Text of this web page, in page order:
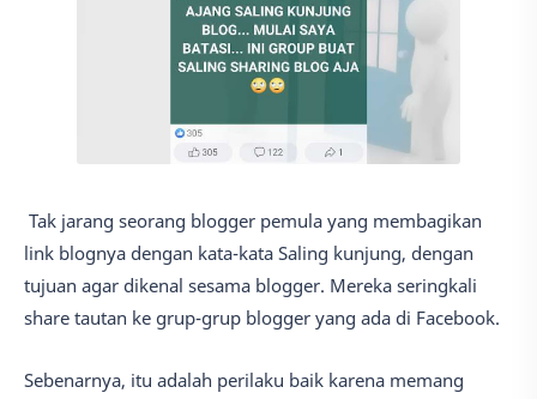
Tak jarang seorang blogger pemula yang membagikan
link blognya dengan kata-kata Saling kunjung, dengan
tujuan agar dikenal sesama blogger. Mereka seringkali
share tautan ke grup-grup blogger yang ada di Facebook.
Sebenarnya, itu adalah perilaku baik karena memang